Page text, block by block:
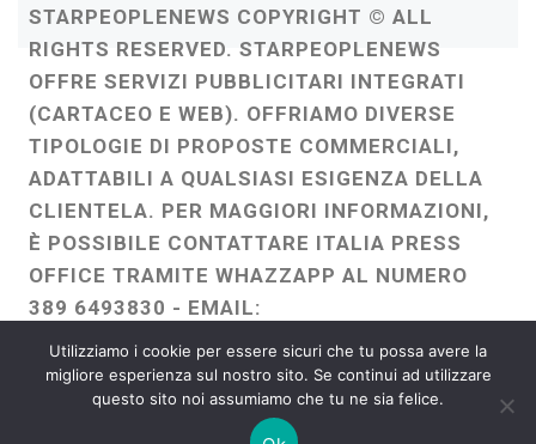
STARPEOPLENEWS COPYRIGHT © ALL
RIGHTS RESERVED. STARPEOPLENEWS
OFFRE SERVIZI PUBBLICITARI INTEGRATI
(CARTACEO E WEB). OFFRIAMO DIVERSE
TIPOLOGIE DI PROPOSTE COMMERCIALI,
ADATTABILI A QUALSIASI ESIGENZA DELLA
CLIENTELA. PER MAGGIORI INFORMAZIONI,
È POSSIBILE CONTATTARE ITALIA PRESS
OFFICE TRAMITE WHAZZAPP AL NUMERO
389 6493830 - EMAIL:
ITALIAPRESSOFFICE@GMAIL.COM
WEBMASTER :FRANCESCO GENTILE
FREELANCE
Utilizziamo i cookie per essere sicuri che tu possa avere la
migliore esperienza sul nostro sito. Se continui ad utilizzare
questo sito noi assumiamo che tu ne sia felice.